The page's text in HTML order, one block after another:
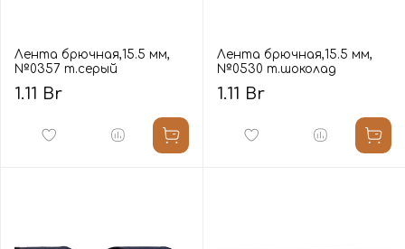
Лента брючная,15.5 мм,
№0357 т.серый
1.11 Br
Лента брючная,15.5 мм,
№0530 т.шоколад
1.11 Br